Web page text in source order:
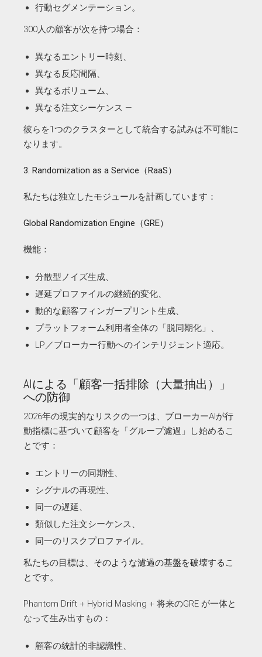
行動セグメンテーション。
300人の顧客が次を持つ場合：
異なるエントリー時刻、
異なる反応間隔、
異なるボリューム、
異なる注文シーケンス —
彼らを1つのクラスターとして統合する試みは不可能に
なります。
3. Randomization as a Service（RaaS）
私たちは独立したモジュールを計画しています：
Global Randomization Engine（GRE）
機能：
分散型ノイズ生成、
遅延プロファイルの継続的変化、
動的な顧客フィンガープリント生成、
プラットフォーム利用者全体の「脱同期化」、
LP／ブローカー行動へのインテリジェント適応。
AIによる「顧客一括排除（大量抽出）」
への防御
2026年の現実的なリスクの一つは、ブローカーAIが行
動指標に基づいて顧客を「グループ濾過」し始めるこ
とです：
エントリーの同期性、
シグナルの再現性、
同一の遅延、
類似した注文シーケンス、
同一のリスクプロファイル。
私たちの目標は、 そのような濾過の基盤を破壊するこ
と です。
Phantom Drift + Hybrid Masking + 将来のGRE が一体と
なって生み出すもの：
顧客の統計的非認識性、